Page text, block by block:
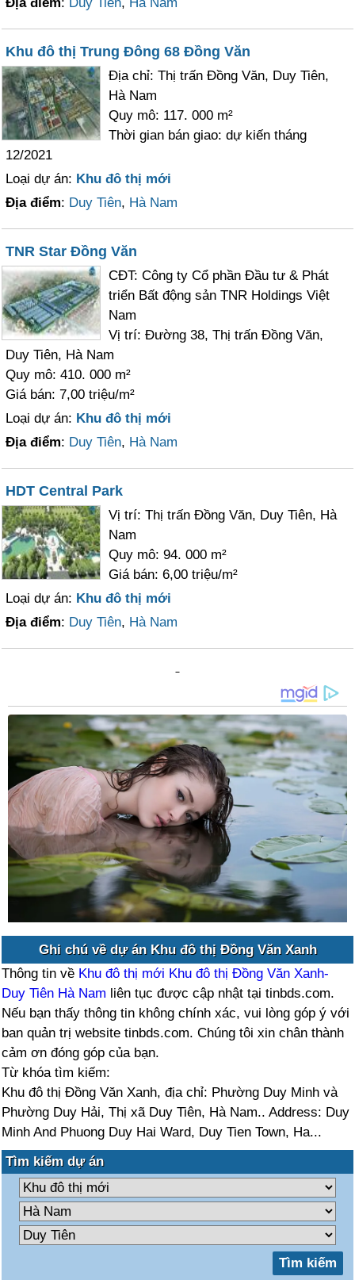
Khu đô thị Trung Đông 68 Đồng Văn
Địa chỉ: Thị trấn Đồng Văn, Duy Tiên,
Hà Nam
Quy mô: 117. 000 m²
Thời gian bán giao: dự kiến tháng
12/2021
Loại dự án: Khu đô thị mới
Địa điểm: Duy Tiên, Hà Nam
TNR Star Đồng Văn
CĐT: Công ty Cổ phần Đầu tư & Phát
triển Bất động sản TNR Holdings Việt
Nam
Vị trí: Đường 38, Thị trấn Đồng Văn,
Duy Tiên, Hà Nam
Quy mô: 410. 000 m²
Giá bán: 7,00 triệu/m²
Loại dự án: Khu đô thị mới
Địa điểm: Duy Tiên, Hà Nam
HDT Central Park
Vị trí: Thị trấn Đồng Văn, Duy Tiên, Hà
Nam
Quy mô: 94. 000 m²
Giá bán: 6,00 triệu/m²
Loại dự án: Khu đô thị mới
Địa điểm: Duy Tiên, Hà Nam
Ghi chú về dự án Khu đô thị Đồng Văn Xanh
Thông tin về Khu đô thị mới Khu đô thị Đồng Văn Xanh-
Duy Tiên Hà Nam liên tục được cập nhật tại tinbds.com.
Nếu bạn thấy thông tin không chính xác, vui lòng góp ý với
ban quản trị website tinbds.com. Chúng tôi xin chân thành
cảm ơn đóng góp của bạn.
Từ khóa tìm kiếm:
Khu đô thị Đồng Văn Xanh, địa chỉ: Phường Duy Minh và
Phường Duy Hải, Thị xã Duy Tiên, Hà Nam.. Address: Duy
Minh And Phuong Duy Hai Ward, Duy Tien Town, Ha...
Tìm kiếm dự án